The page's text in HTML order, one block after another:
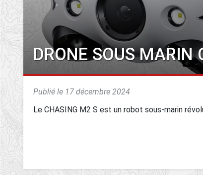
DRONE SOUS MARIN
Publié le 17 décembre 2024
Le CHASING M2 S est un robot sous-marin